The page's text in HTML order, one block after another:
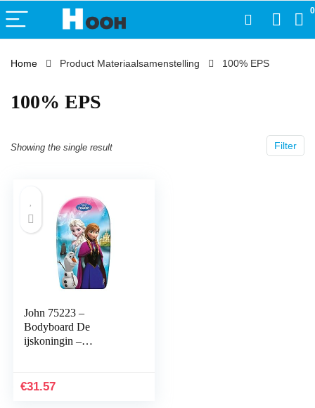
0
Home Product Materiaalsamenstelling ‎100% EPS
‎100% EPS
Filter
Showing the single result
John 75223 –
Bodyboard De
ijskoningin –
€31.57